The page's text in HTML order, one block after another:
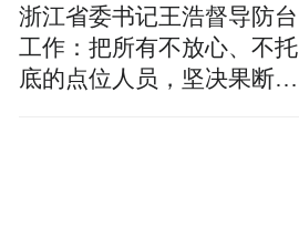
浙江省委书记王浩督导防台
工作：把所有不放心、不托
底的点位人员，坚决果断转